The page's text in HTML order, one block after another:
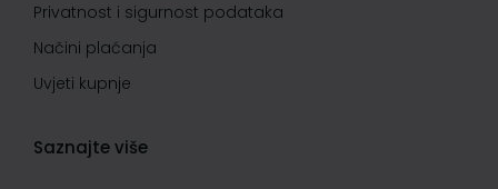
Privatnost i sigurnost podataka
Načini plaćanja
Uvjeti kupnje
Saznajte više